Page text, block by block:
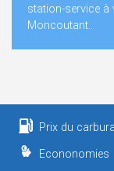
station-service à
Moncoutant..
Prix du
Econonomies